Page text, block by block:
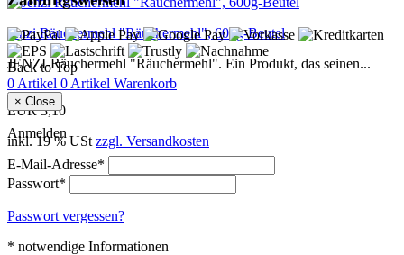
Jenzi Räuchermehl "Räuchermehl", 600g-Beutel
JENZI-Räuchermehl "Räuchermehl". Ein Produkt, das seinen...
EUR 3,10
inkl. 19 % USt zzgl. Versandkosten
Back to Top
0 Artikel 0 Artikel Warenkorb
× Close
Anmelden
E-Mail-Adresse*
Passwort*
Passwort vergessen?
* notwendige Informationen